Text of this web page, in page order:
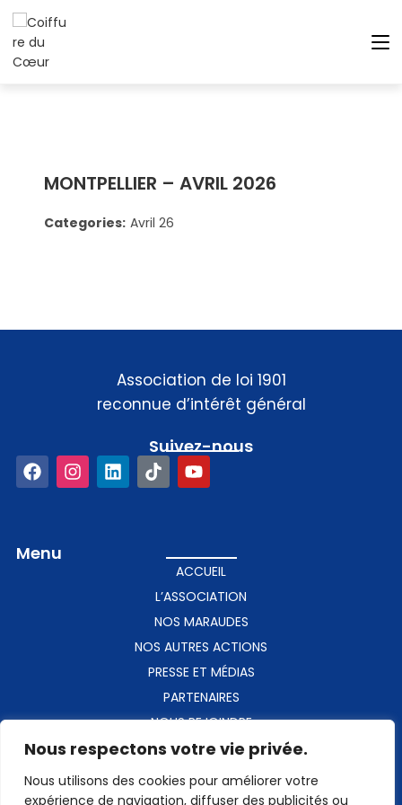
Nous respectons votre vie privée.
Nous utilisons des cookies pour améliorer votre
expérience de navigation, diffuser des publicités ou
MONTPELLIER – AVRIL 2026
Categories: Avril 26
Association de loi 1901
reconnue d’intérêt général
Menu
ACCUEIL
L’ASSOCIATION
NOS MARAUDES
NOS AUTRES ACTIONS
PRESSE ET MÉDIAS
PARTENAIRES
NOUS REJOINDRE
CONTACT
Contact​
Suivez-nous​